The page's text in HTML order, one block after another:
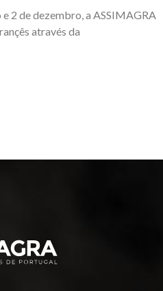
2 de dezembro, a ASSIMAGRA
através da